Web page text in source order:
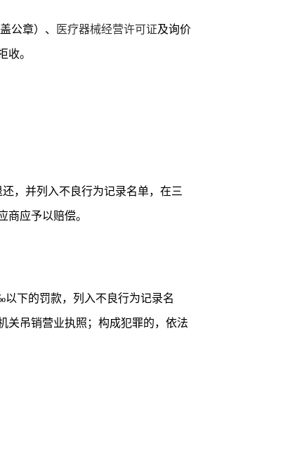
公章）、 医疗器械经营许可证及询价
收。
，并列入不良行为记录名单，在三
应予以赔偿。
下的罚款，列入不良行为记录名
关吊销营业执照；构成犯罪的，依法